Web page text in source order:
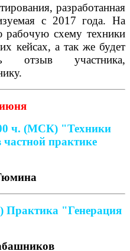
разработанная
с 2017 года. На
рабочую схему техники
кейсах, а так же будет
отзыв участника,
ч. (МСК) "Техники
практике
Практика "Генерация